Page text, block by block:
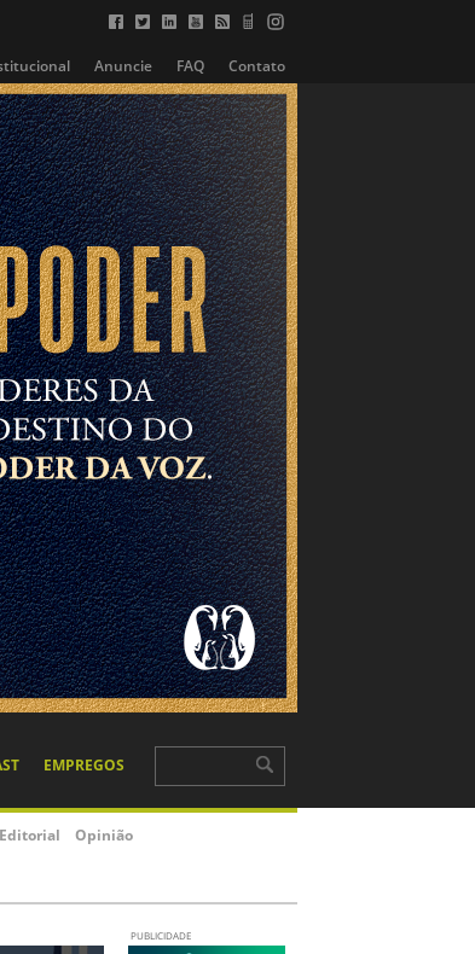
Anuncie FAQ Contato
EMPREGOS
Opinião
PUBLICIDADE